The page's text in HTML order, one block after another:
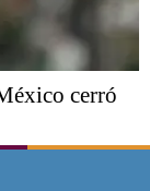
cerró